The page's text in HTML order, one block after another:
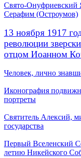
Свято-Онуфриевский
Серафим (Остроумов)
13 ноября 1917
революции
отцом Иоанном
Человек, лично
Иконография
портреты
Святитель Алексий,
государства
Первый Вселенский
летию Никейского